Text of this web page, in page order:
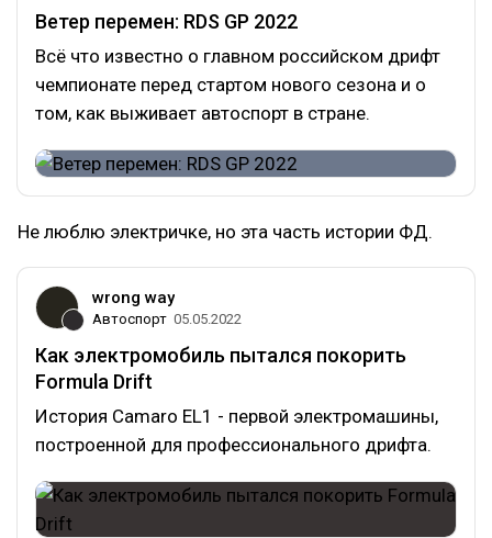
Ветер перемен: RDS GP 2022
Всё что известно о главном российском дрифт
чемпионате перед стартом нового сезона и о
том, как выживает автоспорт в стране.
Не люблю электричке, но эта часть истории ФД.
wrong way
Автоспорт 05.05.2022
Как электромобиль пытался покорить
Formula Drift
История Camaro EL1 - первой электромашины,
построенной для профессионального дрифта.